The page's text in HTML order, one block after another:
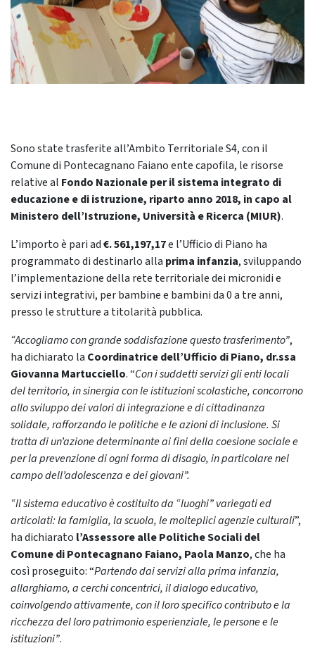
Sono state trasferite all’Ambito Territoriale S4, con il
Comune di Pontecagnano Faiano ente capofila, le risorse
relative al Fondo Nazionale per il sistema integrato di
educazione e di istruzione, riparto anno 2018, in capo al
Ministero dell’Istruzione, Università e Ricerca (MIUR).
L’importo è pari ad€. 561,197,17e l’Ufficio di Piano ha
programmato di destinarlo alla prima infanzia, sviluppando
l’implementazione della rete territoriale dei micronidi e
servizi integrativi, per bambine e bambini da 0 a tre anni,
presso le strutture a titolarità pubblica.
“Accogliamo con grande soddisfazione questo trasferimento”,
ha dichiarato la Coordinatrice dell’Ufficio di Piano, dr.ssa
Giovanna Martucciello. “Con i suddetti servizi gli enti locali
del territorio, in sinergia con le istituzioni scolastiche, concorrono
allo sviluppo dei valori di integrazione e di cittadinanza
solidale, rafforzando le politiche e le azioni di inclusione. Si
tratta di un’azione determinante ai fini della coesione sociale e
per la prevenzione di ogni forma di disagio, in particolare nel
campo dell’adolescenza e dei giovani”.
“Il sistema educativo è costituito da “luoghi” variegati ed
articolati: la famiglia, la scuola, le molteplici agenzie culturali”,
ha dichiarato l’Assessore alle Politiche Sociali del
Comune di Pontecagnano Faiano, Paola Manzo, che ha
così proseguito: “Partendo dai servizi alla prima infanzia,
allarghiamo, a cerchi concentrici, il dialogo educativo,
coinvolgendo attivamente, con il loro specifico contributo e la
ricchezza del loro patrimonio esperienziale, le persone e le
istituzioni”.